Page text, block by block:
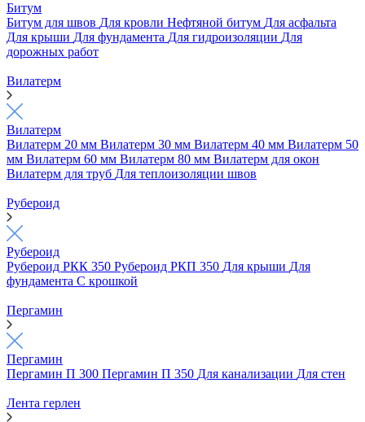
Битум
Битум для швов Для кровли Нефтяной битум Для асфальта
Для крыши Для фундамента Для гидроизоляции Для
дорожных работ
Вилатерм
Вилатерм
Вилатерм 20 мм Вилатерм 30 мм Вилатерм 40 мм Вилатерм 50
мм Вилатерм 60 мм Вилатерм 80 мм Вилатерм для окон
Вилатерм для труб Для теплоизоляции швов
Рубероид
Рубероид
Рубероид РКК 350 Рубероид РКП 350 Для крыши Для
фундамента С крошкой
Пергамин
Пергамин
Пергамин П 300 Пергамин П 350 Для канализации Для стен
Лента герлен